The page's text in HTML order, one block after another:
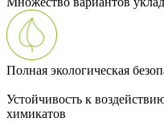
Полная экологическая
Устойчивость к
химикатов